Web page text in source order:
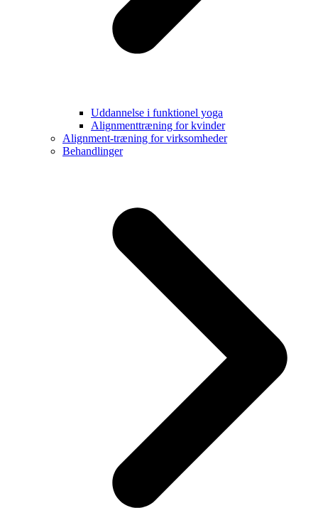
Uddannelse i funktionel yoga
Alignmenttræning for kvinder
Alignment-træning for virksomheder
Behandlinger